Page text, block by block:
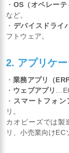
・ OS（オペレーテ
など。
・ デバイスドライ
フトウェア。
2. アプリケ
・業務アプリ（
・ ウェブアプリ
・ スマートフォン
リ。
カオピーズでは製
リ、小売業向けEC